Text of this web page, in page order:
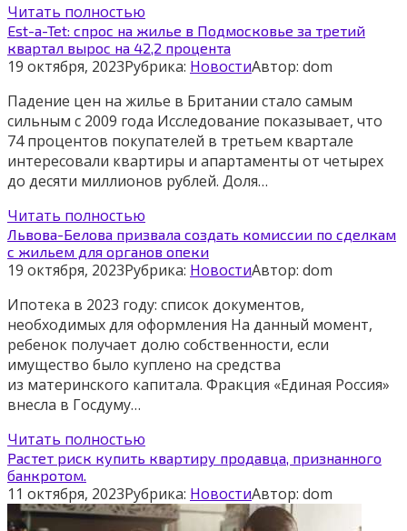
Читать полностью
Est-a-Tet: спрос на жилье в Подмосковье за третий
квартал вырос на 42,2 процента
19 октября, 2023Рубрика: НовостиАвтор: dom
Падение цен на жилье в Британии стало самым
сильным с 2009 года Исследование показывает, что
74 процентов покупателей в третьем квартале
интересовали квартиры и апартаменты от четырех
до десяти миллионов рублей. Доля…
Читать полностью
Львова-Белова призвала создать комиссии по сделкам
с жильем для органов опеки
19 октября, 2023Рубрика: НовостиАвтор: dom
Ипотека в 2023 году: список документов,
необходимых для оформления На данный момент,
ребенок получает долю собственности, если
имущество было куплено на средства
из материнского капитала. Фракция «Единая Россия»
внесла в Госдуму…
Читать полностью
Растет риск купить квартиру продавца, признанного
банкротом.
11 октября, 2023Рубрика: НовостиАвтор: dom